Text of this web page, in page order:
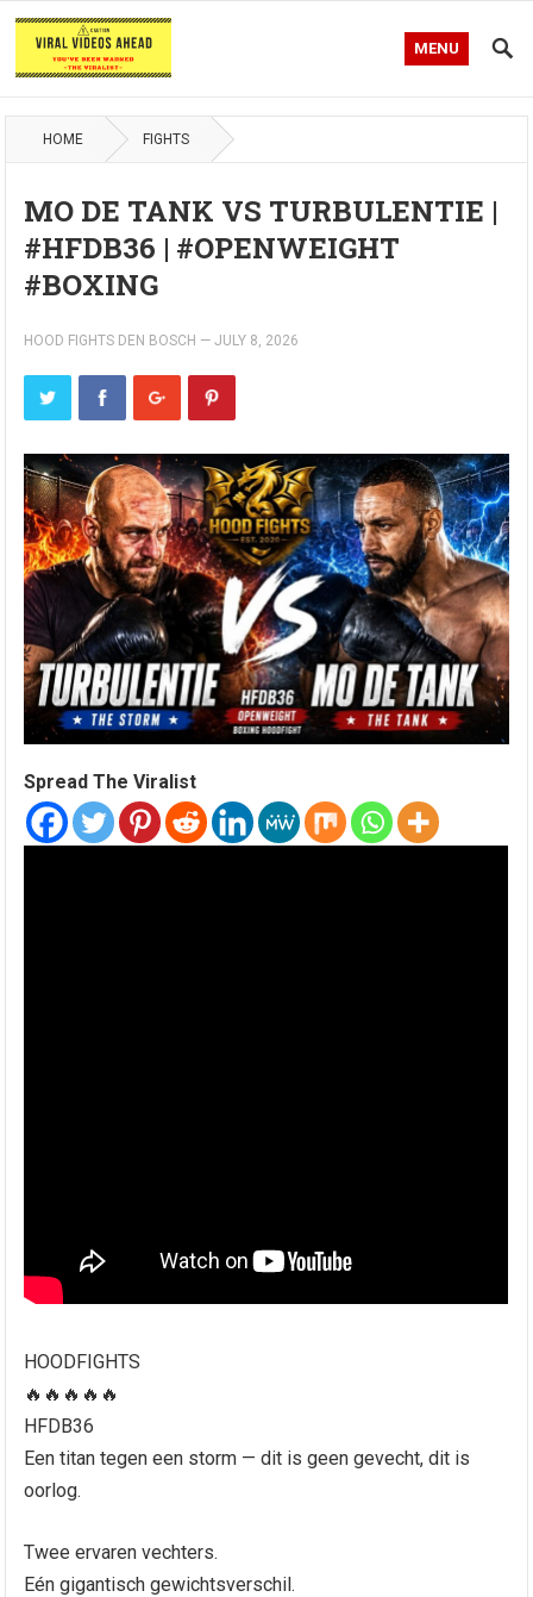
MENU
HOME FIGHTS
MO DE TANK VS TURBULENTIE |
#HFDB36 | #OPENWEIGHT
#BOXING
HOOD FIGHTS DEN BOSCH —JULY 8, 2026
Spread The Viralist
HOODFIGHTS
🔥🔥🔥🔥🔥
HFDB36
Een titan tegen een storm — dit is geen gevecht, dit is
oorlog.
Twee ervaren vechters.
Eén gigantisch gewichtsverschil.